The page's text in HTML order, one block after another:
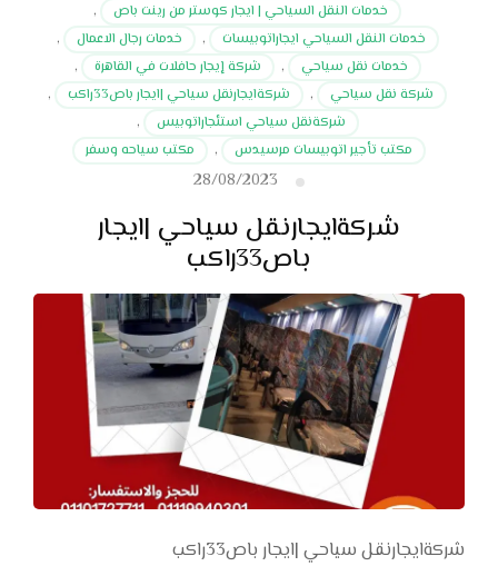
خدمات النقل السياحي | ايجار كوستر من رينت باص
,
خدمات النقل السياحي ايجاراتوبيسات
, خدمات رجال الاعمال
,
خدمات نقل سياحي
, شركة إيجار حافلات في القاهرة
,
شركة نقل سياحي
, شركةايجارنقل سياحي |ايجار باص33راكب
,
شركةنقل سياحي استئجاراتوبيس
,
مكتب تأجير اتوبيسات مرسيدس
, مكتب سياحه وسفر
28/08/2023
شركةايجارنقل سياحي |ايجار
باص33راكب
شركةايجارنقل سياحي |ايجار باص33راكب